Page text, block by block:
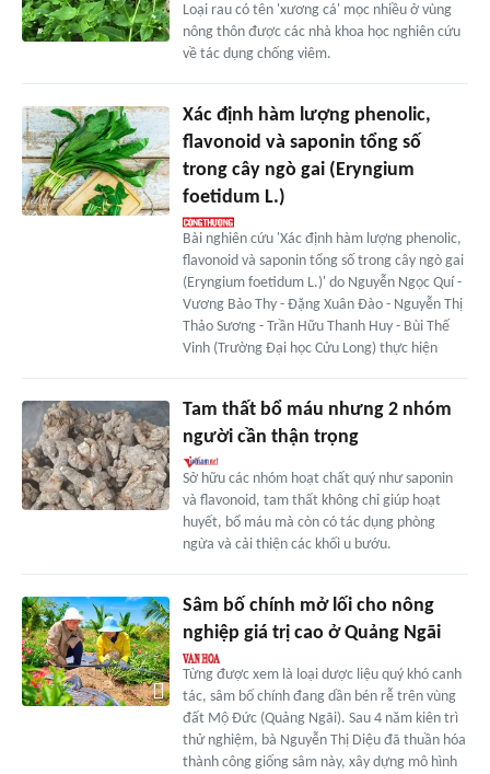
Loại rau có tên 'xương cá' mọc nhiều ở vùng
nông thôn được các nhà khoa học nghiên cứu
về tác dụng chống viêm.
Xác định hàm lượng phenolic,
flavonoid và saponin tổng số
trong cây ngò gai (Eryngium
foetidum L.)
Bài nghiên cứu 'Xác định hàm lượng phenolic,
flavonoid và saponin tổng số trong cây ngò gai
(Eryngium foetidum L.)' do Nguyễn Ngọc Quí -
Vương Bảo Thy - Đặng Xuân Đào - Nguyễn Thị
Thảo Sương - Trần Hữu Thanh Huy - Bùi Thế
Vinh (Trường Đại học Cửu Long) thực hiện
Tam thất bổ máu nhưng 2 nhóm
người cần thận trọng
Sở hữu các nhóm hoạt chất quý như saponin
và flavonoid, tam thất không chỉ giúp hoạt
huyết, bổ máu mà còn có tác dụng phòng
ngừa và cải thiện các khối u bướu.
Sâm bố chính mở lối cho nông
nghiệp giá trị cao ở Quảng Ngãi
Từng được xem là loại dược liệu quý khó canh
tác, sâm bố chính đang dần bén rễ trên vùng
đất Mộ Đức (Quảng Ngãi). Sau 4 năm kiên trì
thử nghiệm, bà Nguyễn Thị Diệu đã thuần hóa
thành công giống sâm này, xây dựng mô hình